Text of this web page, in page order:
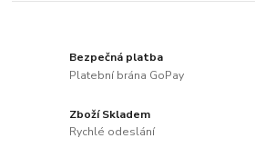
Bezpečná platba
Platební brána GoPay
Zboží Skladem
Rychlé odeslání